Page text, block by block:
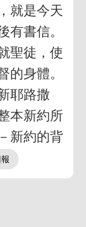
就是今天
有書信。
聖徒，使
的身體。
耶路撒
本新約所
新約的背